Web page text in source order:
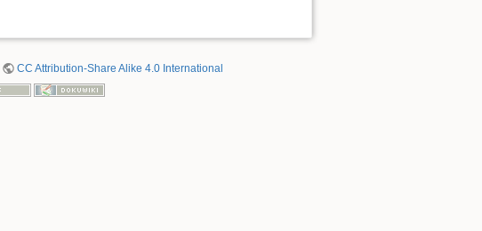
CC Attribution-Share Alike 4.0 International